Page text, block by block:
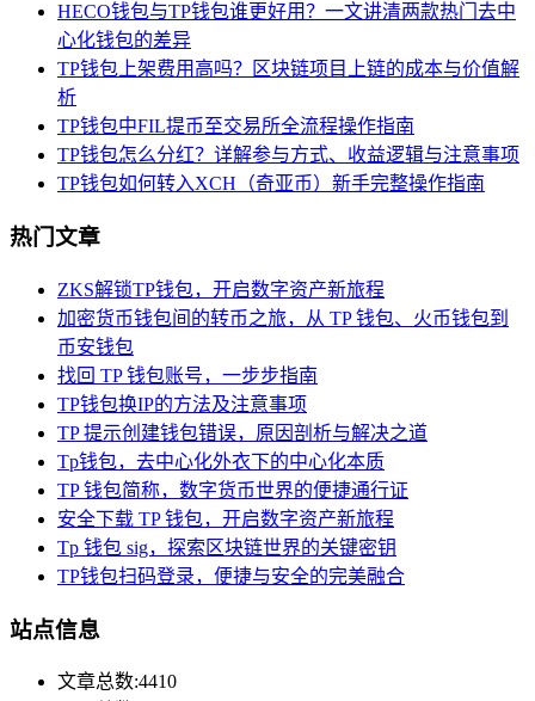
HECO钱包与TP钱包谁更好用？一文讲清两款热门去中
心化钱包的差异
TP钱包上架费用高吗？区块链项目上链的成本与价值解
析
TP钱包中FIL提币至交易所全流程操作指南
TP钱包怎么分红？详解参与方式、收益逻辑与注意事项
TP钱包如何转入XCH（奇亚币）新手完整操作指南
热门文章
ZKS解锁TP钱包，开启数字资产新旅程
加密货币钱包间的转币之旅，从 TP 钱包、火币钱包到
币安钱包
找回 TP 钱包账号，一步步指南
TP钱包换IP的方法及注意事项
TP 提示创建钱包错误，原因剖析与解决之道
Tp钱包，去中心化外衣下的中心化本质
TP 钱包简称，数字货币世界的便捷通行证
安全下载 TP 钱包，开启数字资产新旅程
Tp 钱包 sig，探索区块链世界的关键密钥
TP钱包扫码登录，便捷与安全的完美融合
站点信息
文章总数:4410